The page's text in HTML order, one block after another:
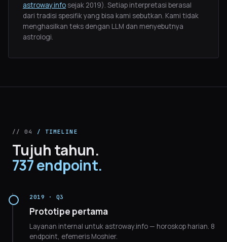
astroway.info sejak 2019). Setiap interpretasi berasal
dari tradisi spesifik yang bisa kami sebutkan. Kami tidak
menghasilkan teks dengan LLM dan menyebutnya
astrologi.
// 04 / TIMELINE
Tujuh tahun.
737 endpoint.
2019 · Q3
Prototipe pertama
Layanan internal untuk astroway.info — horoskop harian. 8
endpoint, efemeris Moshier.